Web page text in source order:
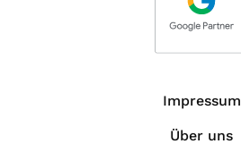
Impressum
Über uns